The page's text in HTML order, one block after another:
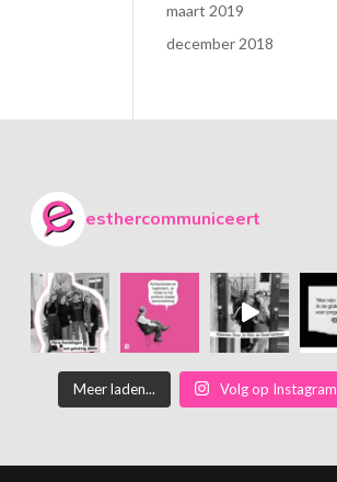
maart 2019
december 2018
esthercommuniceert
Meer laden... Volg op Instagram